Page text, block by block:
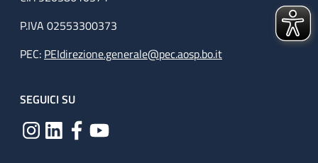
P.IVA 02553300373
PEC: PEIdirezione.generale@pec.aosp.bo.it
SEGUICI SU